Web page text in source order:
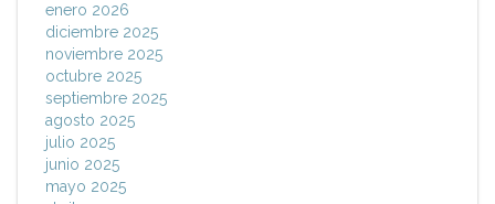
enero 2026
diciembre 2025
noviembre 2025
octubre 2025
septiembre 2025
agosto 2025
julio 2025
junio 2025
mayo 2025